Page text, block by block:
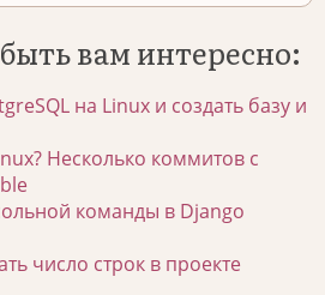
вам интересно:
на Linux и создать базу и
Несколько коммитов с
команды в Django
число строк в проекте